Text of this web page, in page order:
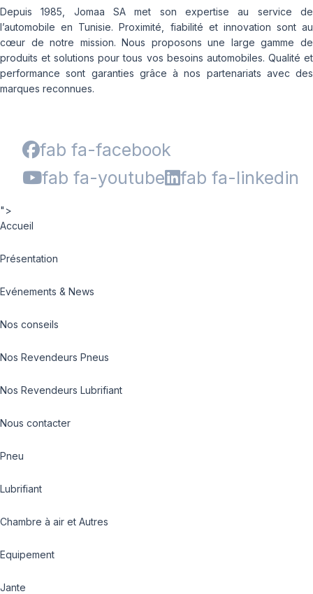
Depuis 1985, Jomaa SA met son expertise au service de
l’automobile en Tunisie. Proximité, fiabilité et innovation sont au
cœur de notre mission. Nous proposons une large gamme de
produits et solutions pour tous vos besoins automobiles. Qualité et
performance sont garanties grâce à nos partenariats avec des
marques reconnues.
fab fa-facebook
fab fa-youtube
fab fa-linkedin
">
Accueil
Présentation
Evénements & News
Nos conseils
Nos Revendeurs Pneus
Nos Revendeurs Lubrifiant
Nous contacter
Pneu
Lubrifiant
Chambre à air et Autres
Equipement
Jante